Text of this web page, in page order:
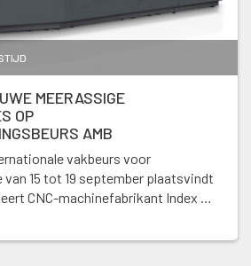
MEERASSIGE
OP
AMB
vakbeurs voor
15 tot 19 september plaatsvindt
CNC-machinefabrikant Index …